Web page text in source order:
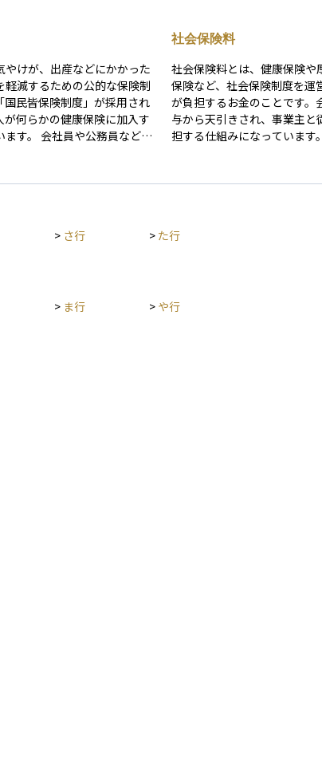
やけが、出産などにかかった
軽減するための公的な保険制
国民皆保険制度」が採用され
が何らかの健康保険に加入す
公務員など
す。保険料は収入などに応じ
満たせば保険の対象となり、
社会保険料
社会保険料とは、健康保険や
保険など、社会保険制度を運
が負担するお金のことです。
与から天引きされ、事業主と
担する仕組みになっています。 自営業者やフリー
ガ、老後の生活、失業といっ
険料は毎月のキャッシュフロ
> さ行 > た行
> ま行 > や行